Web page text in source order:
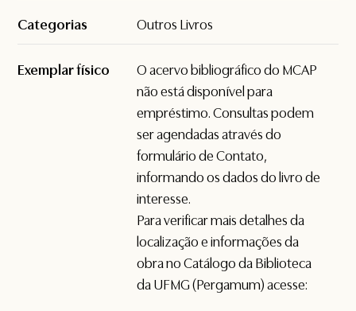
Categorias Outros Livros
Exemplar físico
O acervo bibliográfico do MCAP
não está disponível para
empréstimo. Consultas podem
ser agendadas através do
formulário deContato,
informando os dados do livro de
interesse.
Para verificar mais detalhes da
localização e informações da
obra no Catálogo da Biblioteca
da UFMG (Pergamum) acesse: